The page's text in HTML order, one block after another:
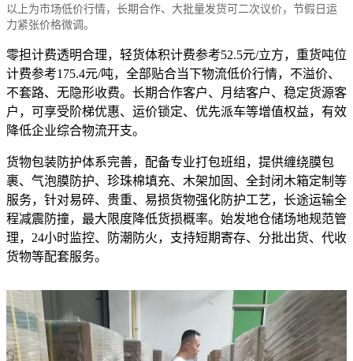
以上为市场低价行情，长期合作、大批量发货可二次议价，节假日运
力紧张价格微调。
零担计费透明合理，轻货体积计费参考52.5元/立方，重货吨位
计费参考175.4元/吨，全部贴合当下物流低价行情，不溢价、
不套路、无隐形收费。长期合作客户、月结客户、稳定货源客
户，可享受阶梯优惠、运价锁定、优先派车等增值权益，有效
降低企业综合物流开支。
货物包装防护体系完善，配备专业打包班组，提供缠绕膜包
裹、气泡膜防护、珍珠棉填充、木架加固、全封闭木箱定制等
服务，针对易碎、贵重、易损货物强化防护工艺，长途运输全
程减震防撞，最大限度降低货损概率。始发地仓储场地规范管
理，24小时监控、防潮防火，支持短期寄存、分批出货、代收
货物等配套服务。